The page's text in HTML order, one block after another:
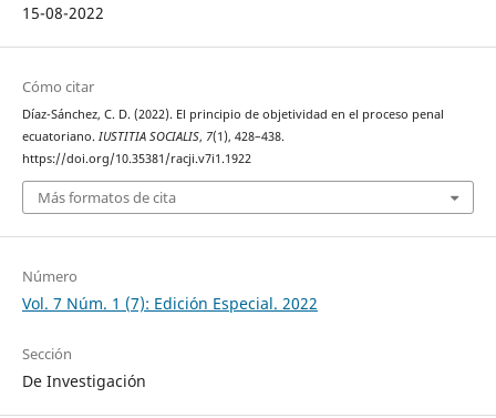
15-08-2022
Cómo citar
Díaz-Sánchez, C. D. (2022). El principio de objetividad en el proceso penal
ecuatoriano. IUSTITIA SOCIALIS, 7(1), 428–438.
https://doi.org/10.35381/racji.v7i1.1922
Más formatos de cita
Número
Vol. 7 Núm. 1 (7): Edición Especial. 2022
Sección
De Investigación